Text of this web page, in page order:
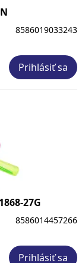
8586019033243
Prihlásiť sa
27G
8586014457266
Prihlásiť sa